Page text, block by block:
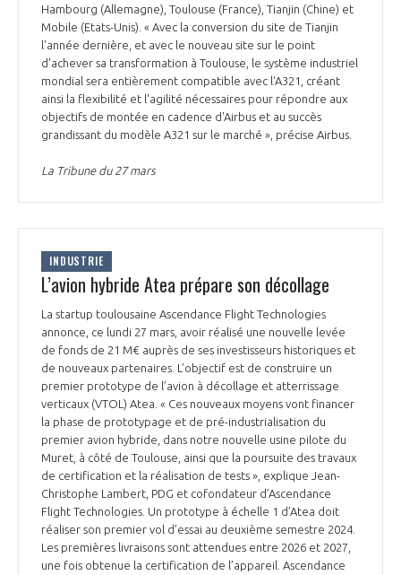
MÉDIATION ET CHARTE D’ENGAGEMENT SUR LES RELATIONS ENTRE
CLIENTS ET FOURNISSEURS
LA MÉDIATION AU-DELÀ DE LA FILIÈRE AÉRONAUTIQUE ET SPATIALE
PRENDRE CONTACT AVEC LE MÉDIATEUR DE LA FILIÈRE
CHIFFRES CLÉS
LES ENJEUX
EMPLOI & FORMATION
ENVIRONNEMENT
INNOVATION
INTERNATIONALISATION
LES PUBLICATIONS
RAPPORTS D'ACTIVITÉS
Hambourg (Allemagne), Toulouse (France), Tianjin (Chine) et
Mobile (Etats-Unis). « Avec la conversion du site de Tianjin
l'année dernière, et avec le nouveau site sur le point
d'achever sa transformation à Toulouse, le système industriel
mondial sera entièrement compatible avec l'A321, créant
ainsi la flexibilité et l'agilité nécessaires pour répondre aux
objectifs de montée en cadence d'Airbus et au succès
grandissant du modèle A321 sur le marché », précise Airbus.
La Tribune du 27 mars
INDUSTRIE
L’avion hybride Atea prépare son décollage
La startup toulousaine Ascendance Flight Technologies
annonce, ce lundi 27 mars, avoir réalisé une nouvelle levée
de fonds de 21 M€ auprès de ses investisseurs historiques et
de nouveaux partenaires. L’objectif est de construire un
premier prototype de l’avion à décollage et atterrissage
verticaux (VTOL) Atea. « Ces nouveaux moyens vont financer
la phase de prototypage et de pré-industrialisation du
premier avion hybride, dans notre nouvelle usine pilote du
Muret, à côté de Toulouse, ainsi que la poursuite des travaux
de certification et la réalisation de tests », explique Jean-
Christophe Lambert, PDG et cofondateur d’Ascendance
Flight Technologies. Un prototype à échelle 1 d’Atea doit
réaliser son premier vol d’essai au deuxième semestre 2024.
Les premières livraisons sont attendues entre 2026 et 2027,
une fois obtenue la certification de l’appareil. Ascendance